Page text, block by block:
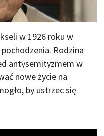
w 1926 roku w
Rodzina
antysemityzmem w
nowe życie na
by ustrzec się